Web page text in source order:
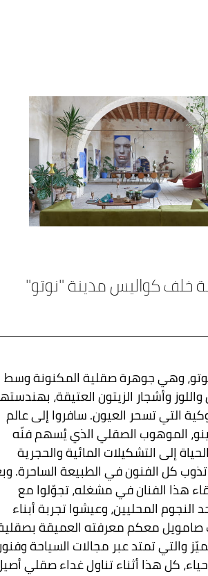
خلف كواليس مدينة "نوتو"
وهي جوهرة صقلية المكنونة وسط
واللوز وأشجار الزيتون العتيقة،
التي تسحر العيون. سافروا إلى عالم
الموهوب الصقلي الذي يُسهم فنّه
إلى التشكيلات المائية والحجرية
كل الفنون في الطبيعة الساحرة.
هذا الفنان في مشغله، تجوّلوا مع
النجوم المحليين، وعيشوا تجربة أبناء
صامويل معكم معرفته العميقة
والتي تمتد عبر مجالات السياحة
كل هذا أثناء تناول غداء صقلي